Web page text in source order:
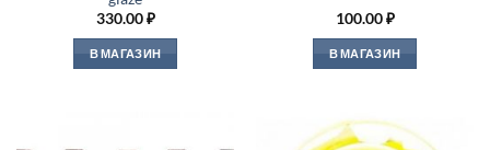
330.00₽
В МАГАЗИН
100.00₽
В МАГАЗИН